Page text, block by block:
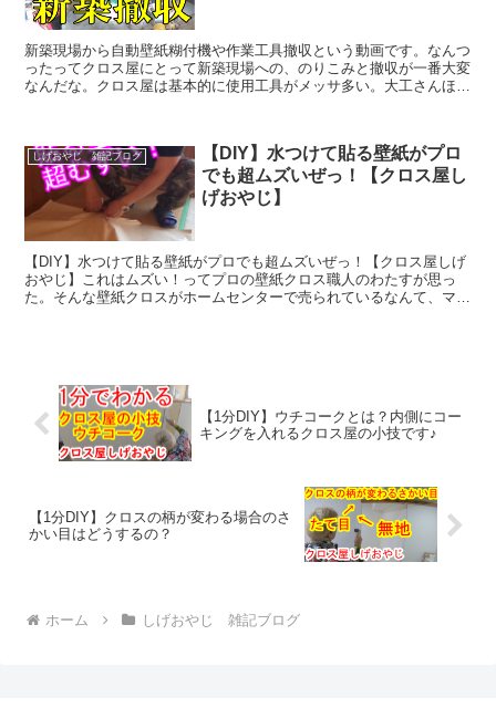
新築現場から自動壁紙糊付機や作業工具撤収という動画です。なんつ
ったってクロス屋にとって新築現場への、のりこみと撤収が一番大変
なんだな。クロス屋は基本的に使用工具がメッサ多い。大工さんほど
しげおやじ 雑記ブログ
【DIY】水つけて貼る壁紙がプロ
でも超ムズいぜっ！【クロス屋し
げおやじ】
【DIY】水つけて貼る壁紙がプロでも超ムズいぜっ！【クロス屋しげ
おやじ】これはムズい！ってプロの壁紙クロス職人のわたすが思っ
た。そんな壁紙クロスがホームセンターで売られているなんて、マジ
【1分DIY】ウチコークとは？内側にコー
キングを入れるクロス屋の小技です♪
【1分DIY】クロスの柄が変わる場合のさ
かい目はどうするの？
ホーム しげおやじ 雑記ブログ